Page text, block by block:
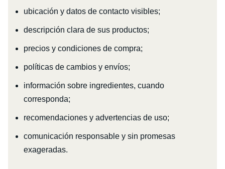
ubicación y datos de contacto visibles;
descripción clara de sus productos;
precios y condiciones de compra;
políticas de cambios y envíos;
información sobre ingredientes, cuando
corresponda;
recomendaciones y advertencias de uso;
comunicación responsable y sin promesas
exageradas.